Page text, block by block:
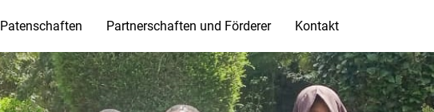
Patenschaften Partnerschaften und Förderer Kontakt